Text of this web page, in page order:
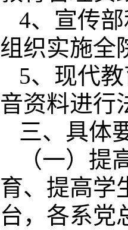
4、宣传
组织实施全
5、现代
音资料进行
三、具体
（一）
育、提高学
台，各系党